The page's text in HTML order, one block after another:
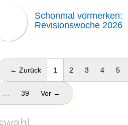
Schonmal vormerken:
Revisionswoche 2026
← Zurück 1 (aktuell)
2 3 4 5
39 Vor →